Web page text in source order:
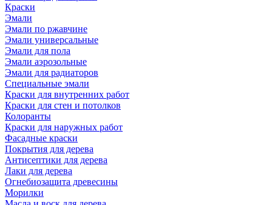
Краски
Эмали
Эмали по ржавчине
Эмали универсальные
Эмали для пола
Эмали аэрозольные
Эмали для радиаторов
Специальные эмали
Краски для внутренних работ
Краски для стен и потолков
Колоранты
Краски для наружных работ
Фасадные краски
Покрытия для дерева
Антисептики для дерева
Лаки для дерева
Огнебиозащита древесины
Морилки